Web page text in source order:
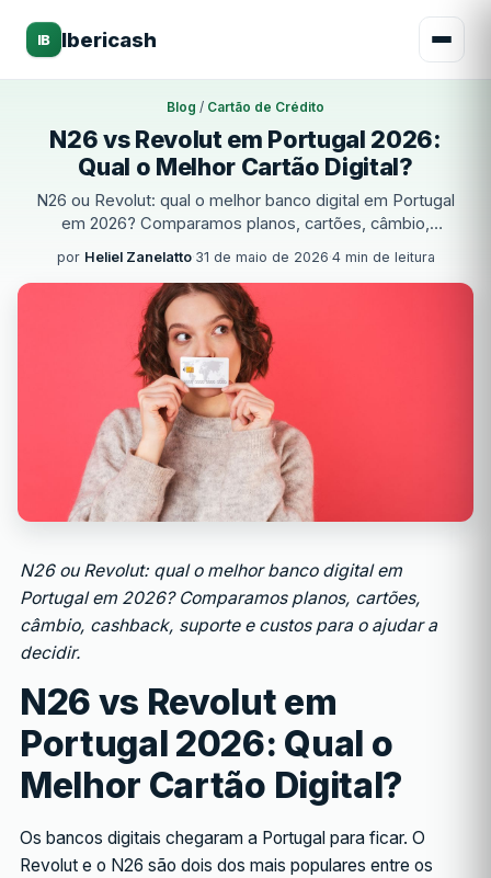
IB Ibericash
Blog / Cartão de Crédito
N26 vs Revolut em Portugal 2026:
Qual o Melhor Cartão Digital?
N26 ou Revolut: qual o melhor banco digital em Portugal
em 2026? Comparamos planos, cartões, câmbio,
por Heliel Zanelatto·31 de maio de 2026·4 min de leitura
N26 ou Revolut: qual o melhor banco digital em
Portugal em 2026? Comparamos planos, cartões,
câmbio, cashback, suporte e custos para o ajudar a
decidir.
N26 vs Revolut em
Portugal 2026: Qual o
Melhor Cartão Digital?
Os bancos digitais chegaram a Portugal para ficar. O
Revolut e o N26 são dois dos mais populares entre os